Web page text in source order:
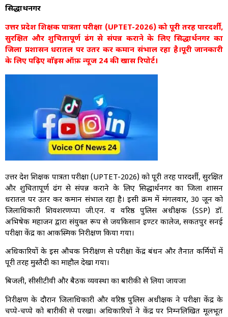
सिद्धार्थनगर
उत्तर प्रदेश शिक्षक पात्रता परीक्षा (UPTET-2026) को पूरी तरह पारदर्शी,
सुरक्षित और शुचितापूर्ण ढंग से संपन्न कराने के लिए सिद्धार्थनगर का
जिला प्रशासन धरातल पर उतर कर कमान संभाल रहा है।पूरी जानकारी
के लिए पढ़िए वाॅइस ऑफ़ न्यूज 24 की खास रिपोर्ट।
उत्तर प्रदेश शिक्षक पात्रता परीक्षा (UPTET-2026) को पूरी तरह पारदर्शी, सुरक्षित
और शुचितापूर्ण ढंग से संपन्न कराने के लिए सिद्धार्थनगर का जिला प्रशासन
धरातल पर उतर कर कमान संभाल रहा है। इसी क्रम में मंगलवार, 30 जून को
जिलाधिकारी शिवशरणप्पा जी.एन. व वरिष्ठ पुलिस अधीक्षक (SSP) डॉ.
अभिषेक महाजन द्वारा संयुक्त रूप से जयकिसान इण्टर कालेज, सकतपुर सनई
परीक्षा केंद्र का आकस्मिक निरीक्षण किया गया।
अधिकारियों के इस औचक निरीक्षण से परीक्षा केंद्र प्रबंधन और तैनात कर्मियों में
पूरी तरह मुस्तैदी का माहौल देखा गया।
बिजली, सीसीटीवी और बैठक व्यवस्था का बारीकी से लिया जायजा
निरीक्षण के दौरान जिलाधिकारी और वरिष्ठ पुलिस अधीक्षक ने परीक्षा केंद्र के
चप्पे-चप्पे को बारीकी से परखा। अधिकारियों ने केंद्र पर निम्नलिखित मूलभूत